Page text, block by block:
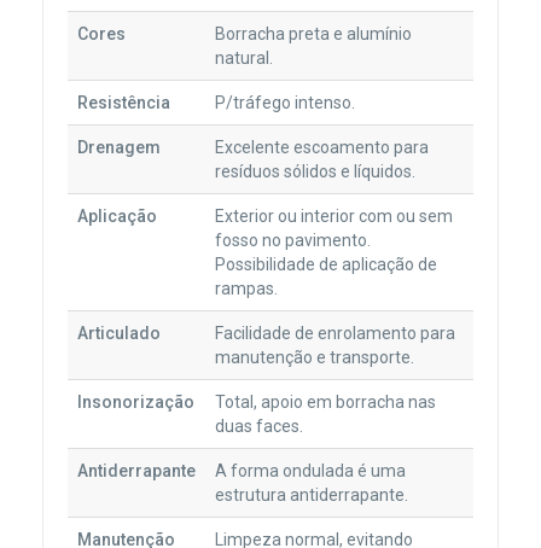
Cores
Borracha preta e alumínio
natural.
Resistência P/tráfego intenso.
Drenagem
Excelente escoamento para
resíduos sólidos e líquidos.
Aplicação
Exterior ou interior com ou sem
fosso no pavimento.
Possibilidade de aplicação de
rampas.
Articulado
Facilidade de enrolamento para
manutenção e transporte.
Insonorização
Total, apoio em borracha nas
duas faces.
Antiderrapante
A forma ondulada é uma
estrutura antiderrapante.
Manutenção
Limpeza normal, evitando